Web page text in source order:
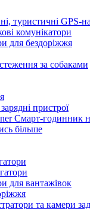
туристичні GPS-
комунікатори
для бездоріжжя
за собаками
пристрої
Смарт-годинник
більше
для вантажівок
та камери